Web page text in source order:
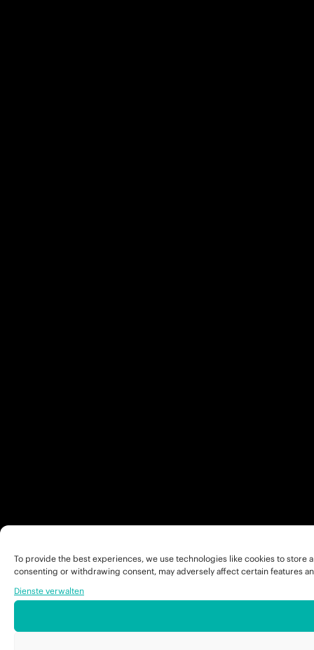
To provide the best experiences, we use technologies like cookies to
consenting or withdrawing consent, may adversely affect certain features
Dienste verwalten